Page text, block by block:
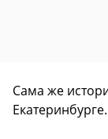
Сама же
Екатеринбурге.